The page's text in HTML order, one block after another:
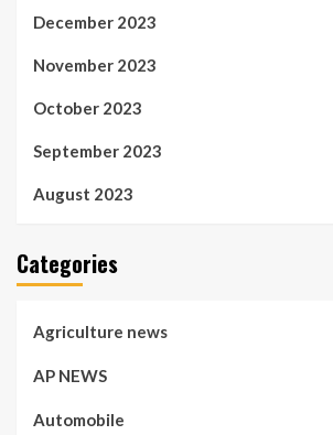
December 2023
November 2023
October 2023
September 2023
August 2023
Categories
Agriculture news
AP NEWS
Automobile